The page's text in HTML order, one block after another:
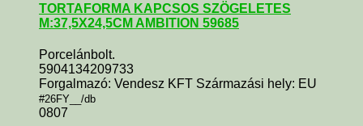
TORTAFORMA KAPCSOS SZÖGELETES
M:37,5X24,5CM AMBITION 59685
Porcelánbolt.
5904134209733
Forgalmazó: Vendesz KFT Származási hely: EU
#26FY__/db
0807